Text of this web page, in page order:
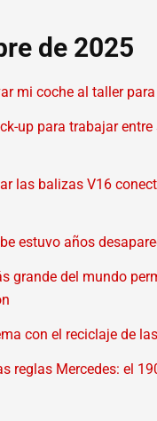
de 2025
mi coche al taller
up para trabajar
las balizas V16
estuvo años
grande del mundo
con el reciclaje de
reglas Mercedes: el